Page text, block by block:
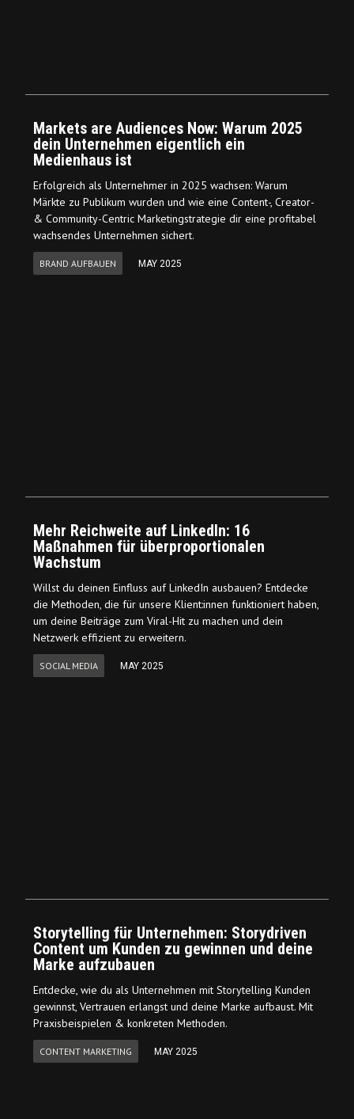
Markets are Audiences Now: Warum 2025
dein Unternehmen eigentlich ein
Medienhaus ist
Erfolgreich als Unternehmer in 2025 wachsen: Warum
Märkte zu Publikum wurden und wie eine Content-, Creator-
& Community-Centric Marketingstrategie dir eine profitabel
wachsendes Unternehmen sichert.
BRAND AUFBAUEN MAY 2025
Mehr Reichweite auf LinkedIn: 16
Maßnahmen für überproportionalen
Wachstum
Willst du deinen Einfluss auf LinkedIn ausbauen? Entdecke
die Methoden, die für unsere Klient:innen funktioniert haben,
um deine Beiträge zum Viral-Hit zu machen und dein
Netzwerk effizient zu erweitern.
SOCIAL MEDIA MAY 2025
Storytelling für Unternehmen: Storydriven
Content um Kunden zu gewinnen und deine
Marke aufzubauen
Entdecke, wie du als Unternehmen mit Storytelling Kunden
gewinnst, Vertrauen erlangst und deine Marke aufbaust. Mit
Praxisbeispielen & konkreten Methoden.
CONTENT MARKETING MAY 2025